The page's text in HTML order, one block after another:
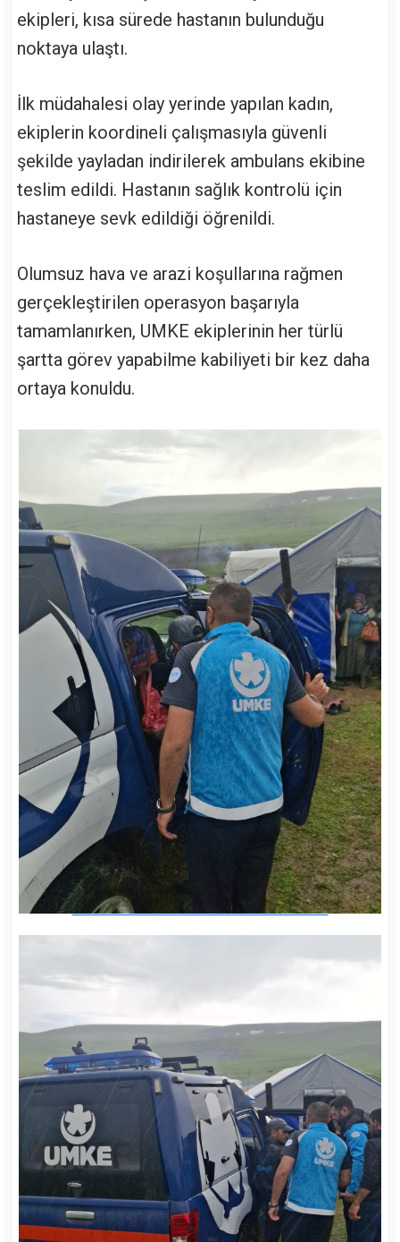
ekipleri, kısa sürede hastanın bulunduğu
noktaya ulaştı.
İlk müdahalesi olay yerinde yapılan kadın,
ekiplerin koordineli çalışmasıyla güvenli
şekilde yayladan indirilerek ambulans ekibine
teslim edildi. Hastanın sağlık kontrolü için
hastaneye sevk edildiği öğrenildi.
Olumsuz hava ve arazi koşullarına rağmen
gerçekleştirilen operasyon başarıyla
tamamlanırken, UMKE ekiplerinin her türlü
şartta görev yapabilme kabiliyeti bir kez daha
ortaya konuldu.